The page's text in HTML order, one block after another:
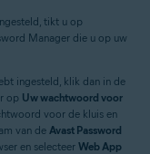
tikt u op
Manager die u op uw
ingesteld, klik dan in de
op Uw wachtwoord voor
voor de kluis en
van deAvast Password
en selecteer Web App